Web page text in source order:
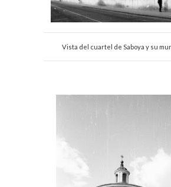
Vista del cuartel de Saboya y su